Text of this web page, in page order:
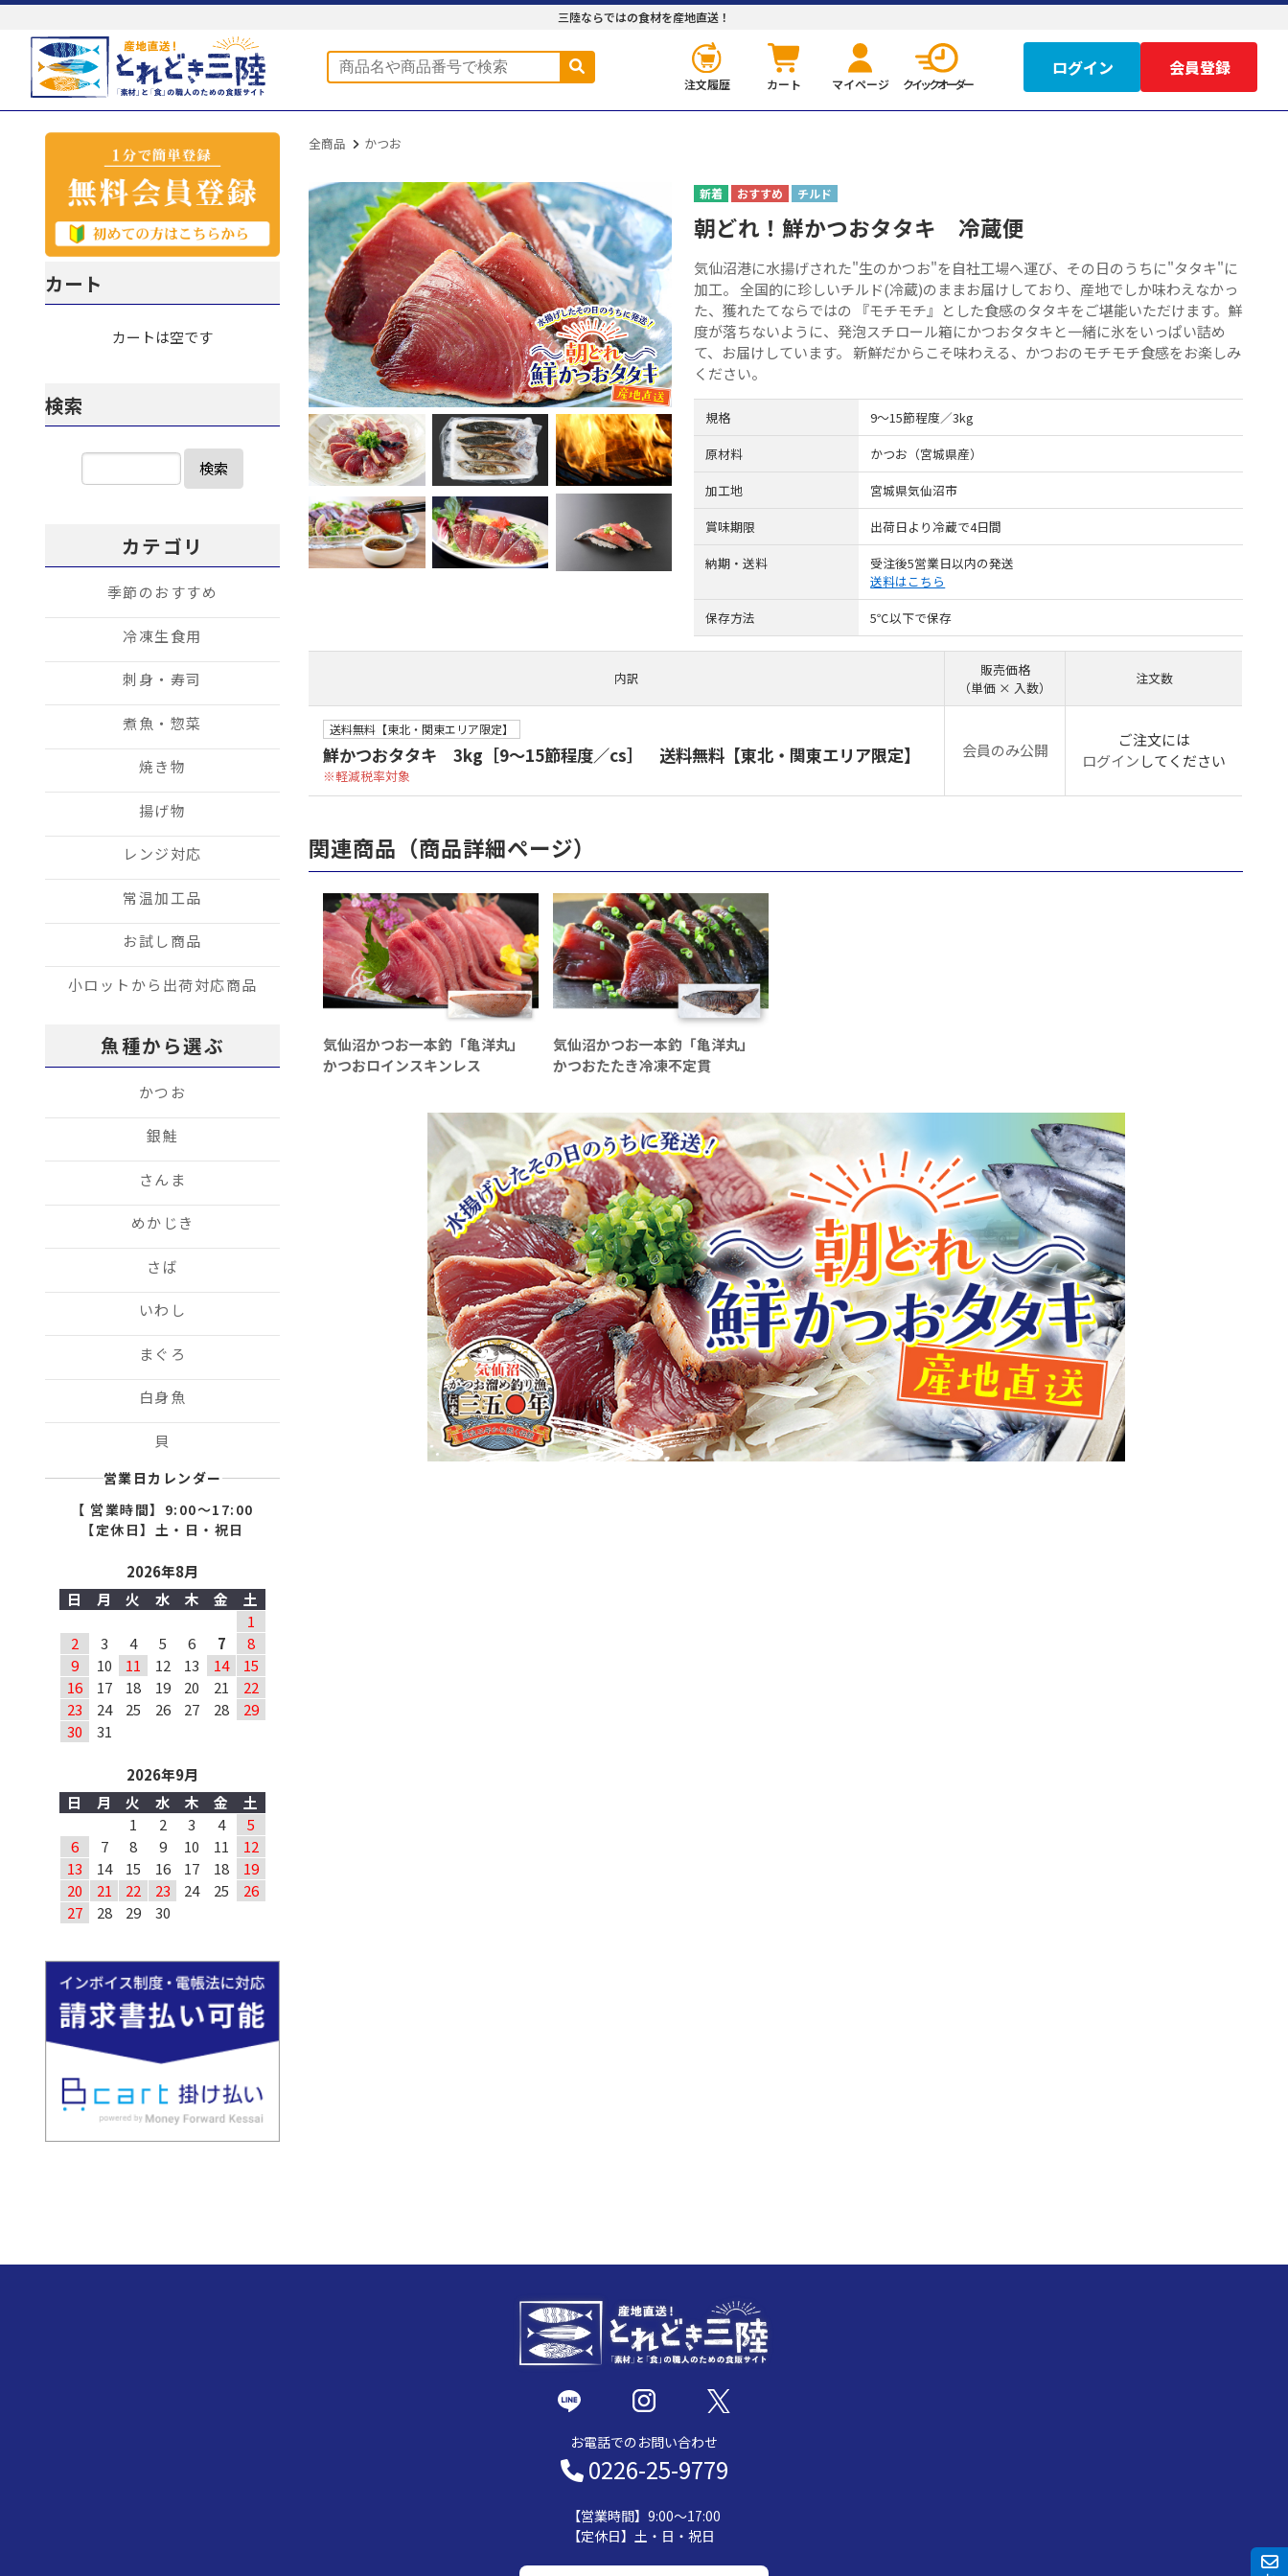
三陸ならではの食材を産地直送！
注文履歴 カート マイページ クイックオーダー
ログイン
全商品 かつお
チルド
朝どれ！鮮かつおタタキ 冷蔵便
気仙沼港に水揚げされた"生のかつお"を自社工場へ運び、その日のうちに"タタキ"に
加工。 全国的に珍しいチルド(冷蔵)のままお届けしており、産地でしか味わえなかっ
た、獲れたてならではの 『モチモチ』とした食感のタタキをご堪能いただけます。鮮
度が落ちないように、発泡スチロール箱にかつおタタキと一緒に氷をいっぱい詰め
て、お届けしています。 新鮮だからこそ味わえる、かつおのモチモチ食感をお楽しみ
ください。
規格
9～15節程度／3kg
原材料
かつお（宮城県産）
加工地
宮城県気仙沼市
賞味期限
出荷日より冷蔵で4日間
納期・送料
受注後5営業日以内の発送
送料はこちら
保存方法
5℃以下で保存
内訳
販売価格
（単価 × 入数）
注文数
送料無料【東北・関東エリア限定】
鮮かつおタタキ 3kg［9～15節程度／cs］ 送料無料【東北・関東エリア限定】
軽減税率対象
会員のみ公開
ご注文には
ログインしてください
関連商品（商品詳細ページ）
気仙沼かつお一本釣「亀洋丸」
かつおロインスキンレス
気仙沼かつお一本釣「亀洋丸」
かつおたたき冷凍不定貫
カート
カートは空です
検索
検索
カテゴリ
季節のおすすめ
冷凍生食用
刺身・寿司
煮魚・惣菜
焼き物
揚げ物
レンジ対応
常温加工品
お試し商品
小ロットから出荷対応商品
魚種から選ぶ
かつお
銀鮭
さんま
めかじき
さば
いわし
まぐろ
白身魚
貝
営業日カレンダー
【 営業時間】9:00〜17:00
【定休日】土・日・祝日
2026年8月
日
月 火 水 木 金
土
1
2
3 4 5 6 7
8
9
10 11 12 13 14
15
16
17 18 19 20 21
22
23
24 25 26 27 28
29
30
31
2026年9月
日
月 火 水 木 金
土
1
2 3 4
5
6
7 8 9 10 11
12
13
14 15 16 17 18
19
20
21 22 23 24 25
26
27
28 29 30
お電話でのお問い合わせ
0226-25-9779
【営業時間】9:00～17:00
【定休日】土・日・祝日